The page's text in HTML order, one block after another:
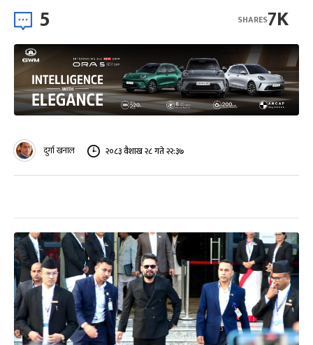
5 7K
SHARES
दुर्गा खनाल २०८३ वैशाख २८ गते २२:३७